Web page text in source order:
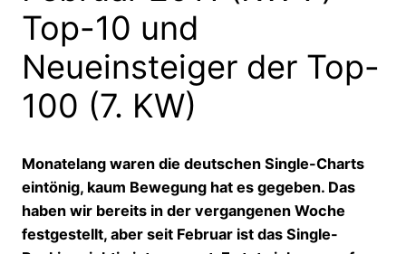
Top-10 und
Neueinsteiger der Top-
100 (7. KW)
Monatelang waren die deutschen Single-Charts
eintönig, kaum Bewegung hat es gegeben. Das
haben wir bereits in der vergangenen Woche
festgestellt, aber seit Februar ist das Single-